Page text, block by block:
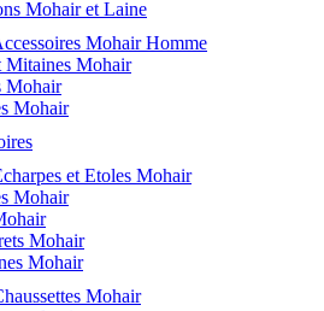
Mohair et Laine
Mohair Homme
Mitaines Mohair
Mohair
Mohair
et Etoles Mohair
Mohair
Mohair
Mohair
Mohair